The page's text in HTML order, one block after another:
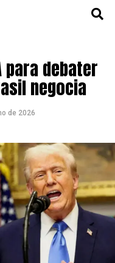
para debater
negocia
de 2026